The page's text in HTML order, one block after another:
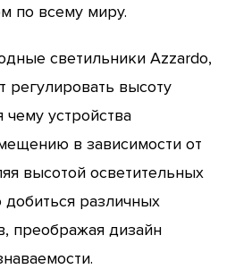
по всему миру.
светильники Azzardo,
регулировать высоту
чему устройства
в зависимости от
высотой осветительных
добиться различных
преображая дизайн